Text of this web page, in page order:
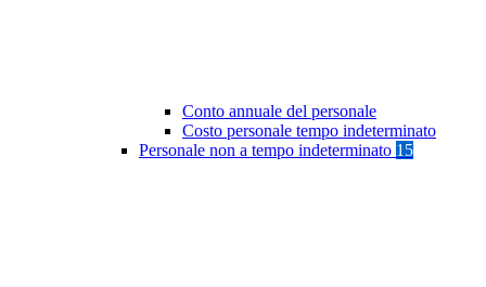
Conto annuale del personale
Costo personale tempo indeterminato
Personale non a tempo indeterminato 15